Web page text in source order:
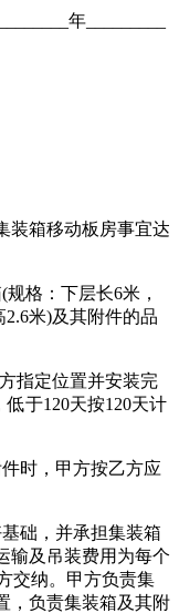
年_________
装箱移动板房事宜达
格：下层长6米，
米)及其附件的品
指定位置并安装完
于120天按120天计
时，甲方按乙方应
础，并承担集装箱
输及吊装费用为每个
交纳。甲方负责集
，负责集装箱及其附